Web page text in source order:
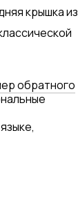
крышка из
обратного